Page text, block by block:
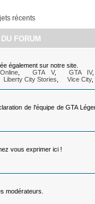
récents
FORUM
également sur notre site.
, GTA V, GTA IV
Liberty City Stories Vice City,
de l'équipe de GTA
vous exprimer ici !
modérateurs.